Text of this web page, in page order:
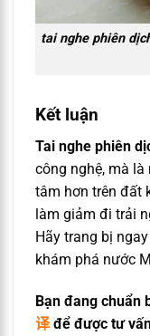
tai nghe phiên
Kết luận
Tai nghe phiên
công nghệ, mà
tâm hơn trên đất
làm giảm đi trải
Hãy trang bị
khám phá nước
Bạn đang chuẩn
译để được tư